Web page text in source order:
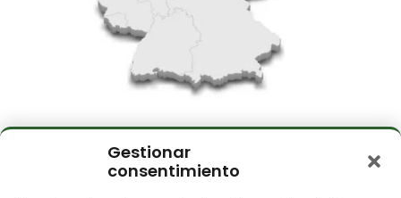
Gestionar
consentimiento